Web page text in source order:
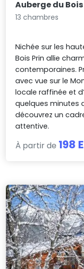
Auberge du Bois
13 chambres
Nichée sur les
Bois Prin allie
contemporaines.
avec vue sur le
locale raffinée et
quelques minutes
découvrez un
attentive.
À partir de 198